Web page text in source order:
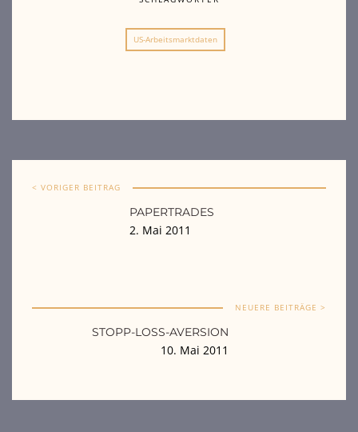
US-Arbeitsmarktdaten
< VORIGER BEITRAG
PAPERTRADES
2. Mai 2011
NEUERE BEITRÄGE >
STOPP-LOSS-AVERSION
10. Mai 2011